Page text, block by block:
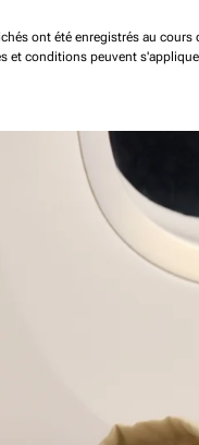
ont été enregistrés au
et conditions peuvent